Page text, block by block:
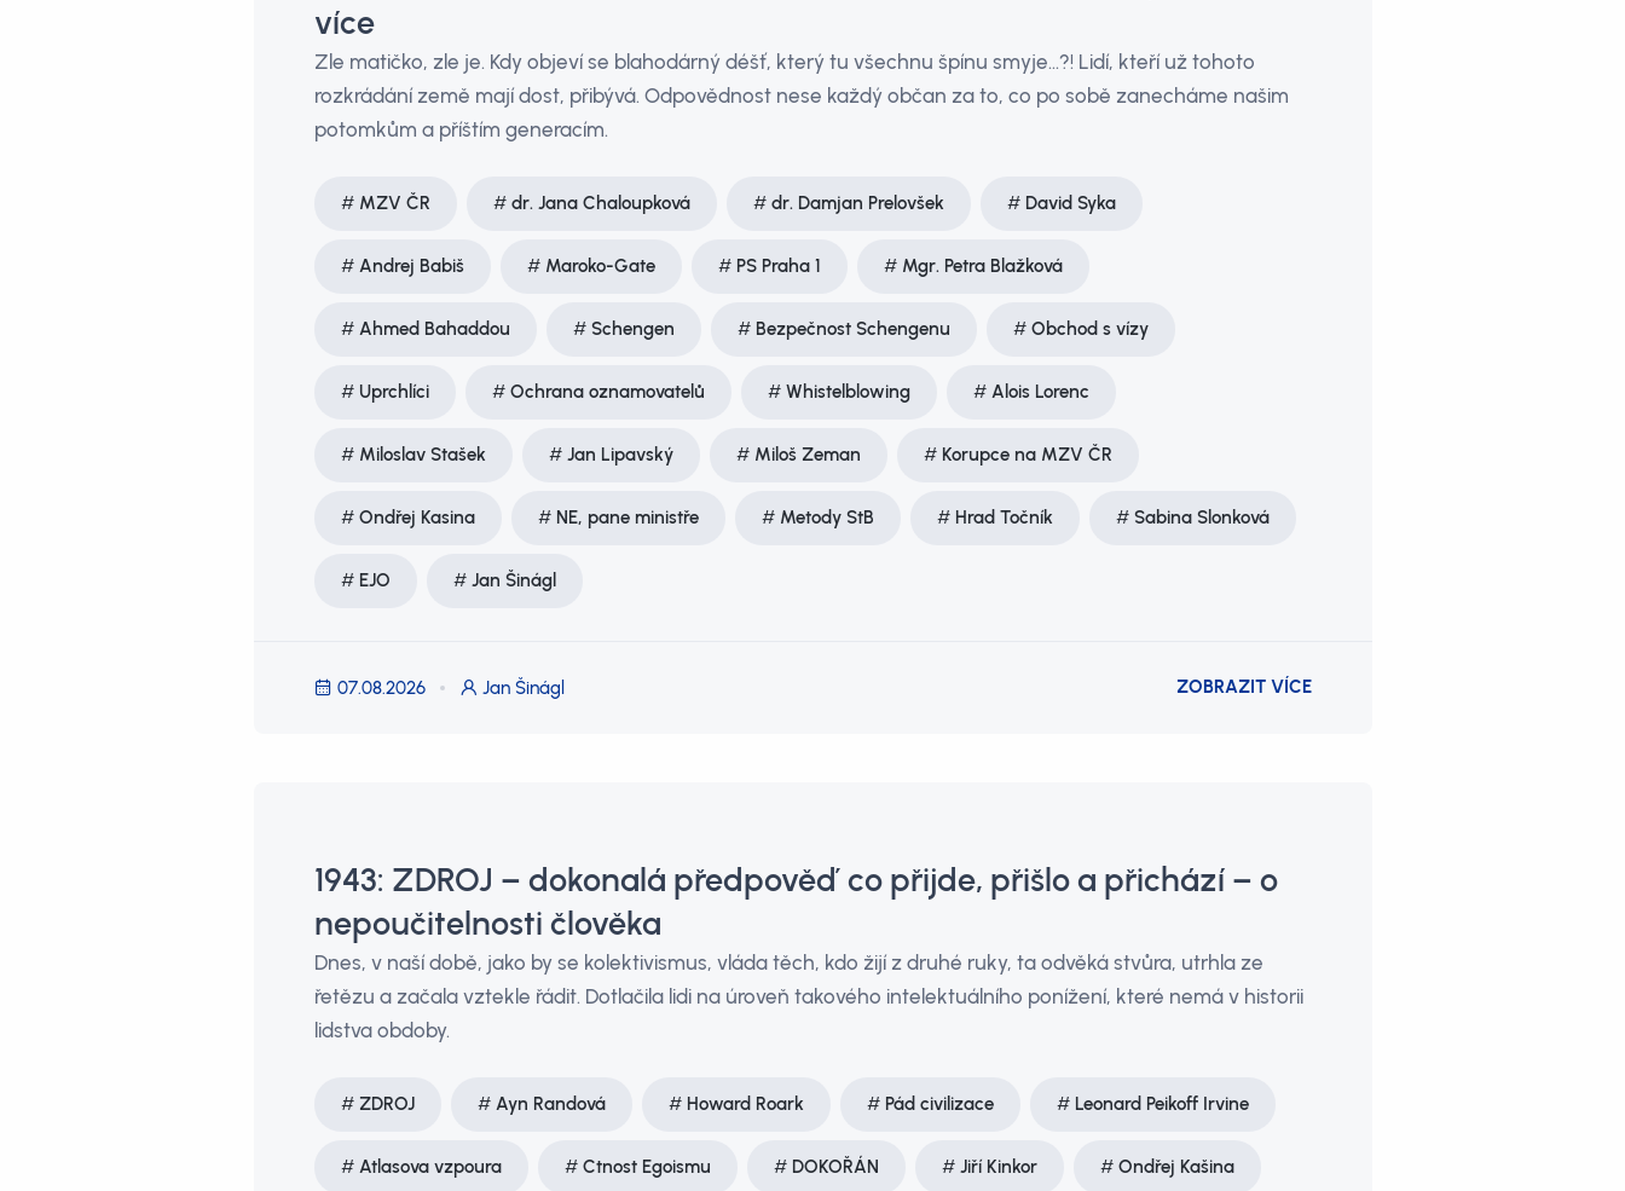
více
Zle matičko, zle je. Kdy objeví se blahodárný déšť, který tu všechnu špínu smyje…?! Lidí, kteří už tohoto
rozkrádání země mají dost, přibývá. Odpovědnost nese každý občan za to, co po sobě zanecháme našim
potomkům a příštím generacím.
MZV ČR dr. Jana Chaloupková dr. Damjan Prelovšek David Syka
Andrej Babiš Maroko-Gate PS Praha 1 Mgr. Petra Blažková
Ahmed Bahaddou Schengen Bezpečnost Schengenu Obchod s vízy
Uprchlíci Ochrana oznamovatelů Whistelblowing Alois Lorenc
Miloslav Stašek Jan Lipavský Miloš Zeman Korupce na MZV ČR
Ondřej Kasina NE, pane ministře Metody StB Hrad Točník Sabina Slonková
EJO Jan Šinágl
07.08.2026 Jan Šinágl ZOBRAZIT VÍCE
1943: ZDROJ – dokonalá předpověď co přijde, přišlo a přichází – o
nepoučitelnosti člověka
Dnes, v naší době, jako by se kolektivismus, vláda těch, kdo žijí z druhé ruky, ta odvěká stvůra, utrhla ze
řetězu a začala vztekle řádit. Dotlačila lidi na úroveň takového intelektuálního ponížení, které nemá v historii
lidstva obdoby.
ZDROJ Ayn Randová Howard Roark Pád civilizace Leonard Peikoff Irvine
Atlasova vzpoura Ctnost Egoismu DOKOŘÁN Jiří Kinkor Ondřej Kašina